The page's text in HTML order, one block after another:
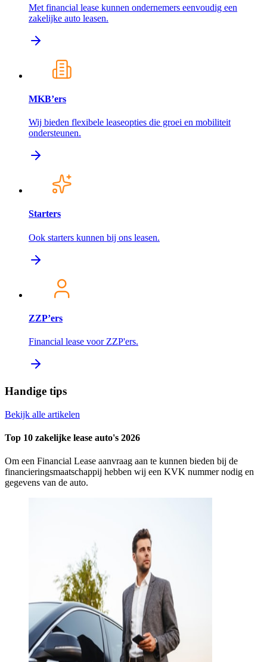
Met financial lease kunnen ondernemers eenvoudig een
zakelijke auto leasen.
MKB’ers
Wij bieden flexibele leaseopties die groei en mobiliteit
ondersteunen.
Starters
Ook starters kunnen bij ons leasen.
ZZP’ers
Financial lease voor ZZP'ers.
Handige tips
Bekijk alle artikelen
Top 10 zakelijke lease auto's 2026
Om een Financial Lease aanvraag aan te kunnen bieden bij de
financieringsmaatschappij hebben wij een KVK nummer nodig en
gegevens van de auto.